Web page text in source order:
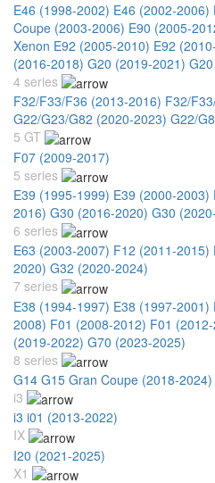
E46 (1998-2002) E46 (2002-2006)
Coupe (2003-2006) E90 (2005-
Xenon E92 (2005-2010) E92
(2016-2018) G20 (2019-2021)
4 series
F32/F33/F36 (2013-2016) F32/
G22/G23/G82 (2020-2023) G22/
5 GT
F07 (2009-2017)
5 series
E39 (1995-1999) E39 (2000-2003)
2016) G30 (2016-2020) G30
6 series
E63 (2003-2007) F12 (2011-2015)
2020) G32 (2020-2024)
7 series
E38 (1994-1997) E38 (1997-2001)
2008) F01 (2008-2012) F01
(2019-2022) G70 (2023-2025)
8 series
G14 G15 Gran Coupe (2018-2024)
i3
i3 i01 (2013-2022)
IX
I20 (2021-2025)
X1